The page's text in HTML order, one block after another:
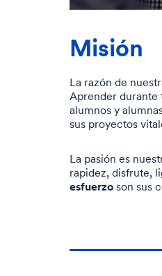
Misión
La razón de
Aprender durante
alumnos y
sus proyectos
La pasión es
rapidez, disfrute,
esfuerzo son sus